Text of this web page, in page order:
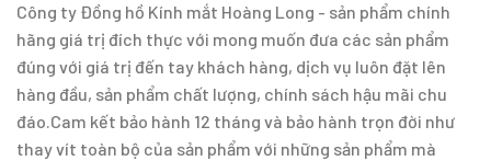
Công ty Đồng hồ Kính mắt Hoàng Long - sản phẩm chính
hãng giá trị đích thực với mong muốn đưa các sản phẩm
đúng với giá trị đến tay khách hàng, dịch vụ luôn đặt lên
hàng đầu, sản phẩm chất lượng, chính sách hậu mãi chu
đáo.Cam kết bảo hành 12 tháng và bảo hành trọn đời như
thay vít toàn bộ của sản phẩm với những sản phẩm mà